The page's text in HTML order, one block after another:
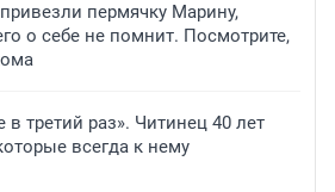
пермячку Марину,
о себе не помнит. Посмотрите,
третий раз». Читинец 40 лет
всегда к нему